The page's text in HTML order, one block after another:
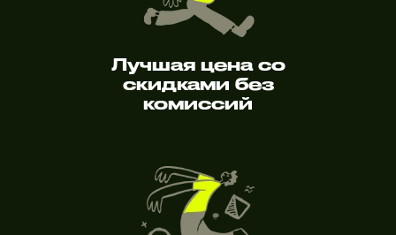
Лучшая цена со
скидками без
комиссий